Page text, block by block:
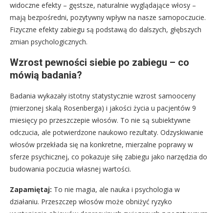
widoczne efekty – gęstsze, naturalnie wyglądające włosy –
mają bezpośredni, pozytywny wpływ na nasze samopoczucie.
Fizyczne efekty zabiegu są podstawą do dalszych, głębszych
zmian psychologicznych.
Wzrost pewności siebie po zabiegu – co
mówią badania?
Badania wykazały istotny statystycznie wzrost samooceny
(mierzonej skalą Rosenberga) i jakości życia u pacjentów 9
miesięcy po przeszczepie włosów. To nie są subiektywne
odczucia, ale potwierdzone naukowo rezultaty. Odzyskiwanie
włosów przekłada się na konkretne, mierzalne poprawy w
sferze psychicznej, co pokazuje siłę zabiegu jako narzędzia do
budowania poczucia własnej wartości.
Zapamiętaj: To nie magia, ale nauka i psychologia w
działaniu. Przeszczep włosów może obniżyć ryzyko